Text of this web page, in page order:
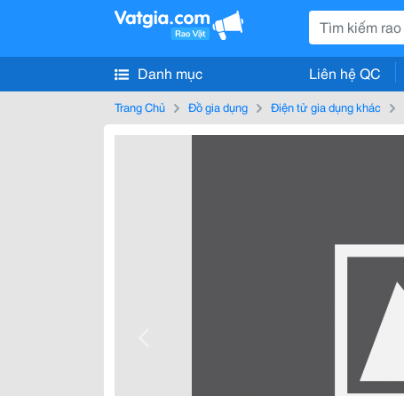
Danh mục Liên hệ QC
Trang Chủ Đồ gia dụng Điện tử gia dụng khác